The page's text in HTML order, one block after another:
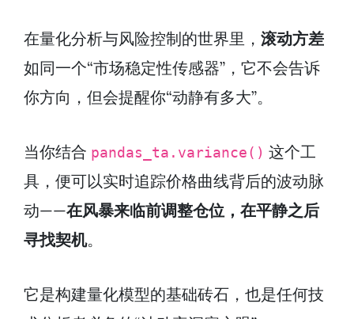
在量化分析与风险控制的世界里， 滚动方差
如同一个“市场稳定性传感器”，它不会告诉
你方向，但会提醒你“动静有多大”。
当你结合 pandas_ta.variance() 这个工
具，便可以实时追踪价格曲线背后的波动脉
动——在风暴来临前调整仓位，在平静之后
寻找契机。
它是构建量化模型的基础砖石，也是任何技